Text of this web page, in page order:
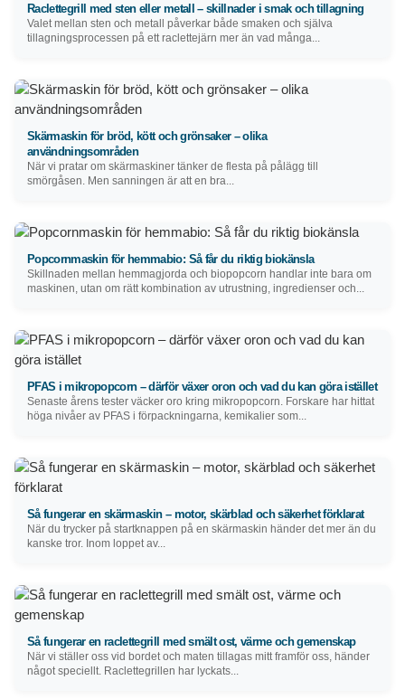
Raclettegrill med sten eller metall – skillnader i smak och tillagning
Valet mellan sten och metall påverkar både smaken och själva
tillagningsprocessen på ett raclettejärn mer än vad många...
Skärmaskin för bröd, kött och grönsaker – olika
användningsområden
När vi pratar om skärmaskiner tänker de flesta på pålägg till
smörgåsen. Men sanningen är att en bra...
Popcornmaskin för hemmabio: Så får du riktig biokänsla
Skillnaden mellan hemmagjorda och biopopcorn handlar inte bara om
maskinen, utan om rätt kombination av utrustning, ingredienser och...
PFAS i mikropopcorn – därför växer oron och vad du kan göra istället
Senaste årens tester väcker oro kring mikropopcorn. Forskare har hittat
höga nivåer av PFAS i förpackningarna, kemikalier som...
Så fungerar en skärmaskin – motor, skärblad och säkerhet förklarat
När du trycker på startknappen på en skärmaskin händer det mer än du
kanske tror. Inom loppet av...
Så fungerar en raclettegrill med smält ost, värme och gemenskap
När vi ställer oss vid bordet och maten tillagas mitt framför oss, händer
något speciellt. Raclettegrillen har lyckats...